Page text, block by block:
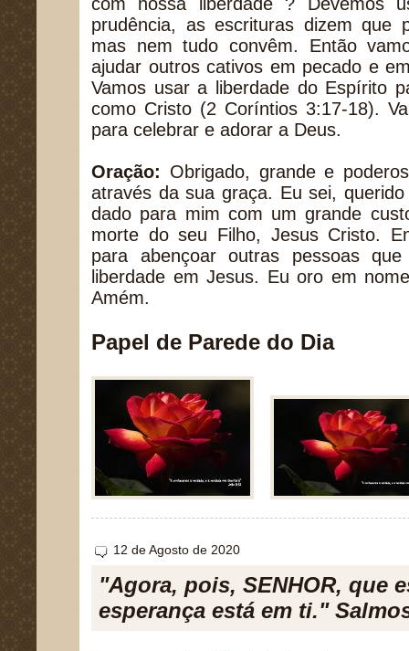
prudência, as escrituras dizem que
mas nem tudo convêm. Então
ajudar outros cativos em pecado e
Vamos usar a liberdade do Espírito
como Cristo (2 Coríntios 3:17-18).
para celebrar e adorar a Deus.
Oração: Obrigado, grande e
através da sua graça. Eu sei,
dado para mim com um grande
morte do seu Filho, Jesus Cristo.
para abençoar outras pessoas
liberdade em Jesus. Eu oro em
Amém.
Papel de Parede do Dia
12 de Agosto de 2020
"Agora, pois, SENHOR, que
esperança está em ti."